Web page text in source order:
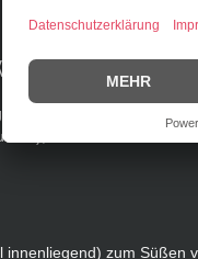
dreams
19%,
Meersalz.
zum